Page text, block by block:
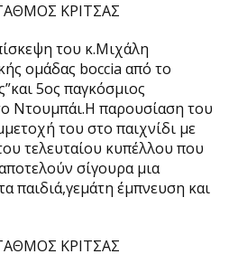
του κ.Μιχάλη
ομάδας boccia από το
5ος παγκόσμιος
Ντουμπάι.Η παρουσίαση του
του στο παιχνίδι με
τελευταίου κυπέλλου που
σίγουρα μια
παιδιά,γεμάτη έμπνευση και